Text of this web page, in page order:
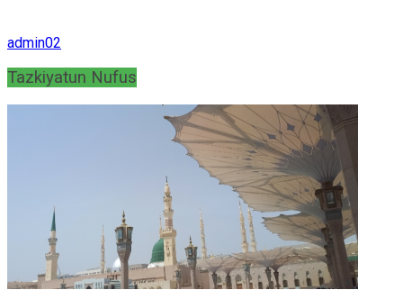
admin02
Tazkiyatun Nufus